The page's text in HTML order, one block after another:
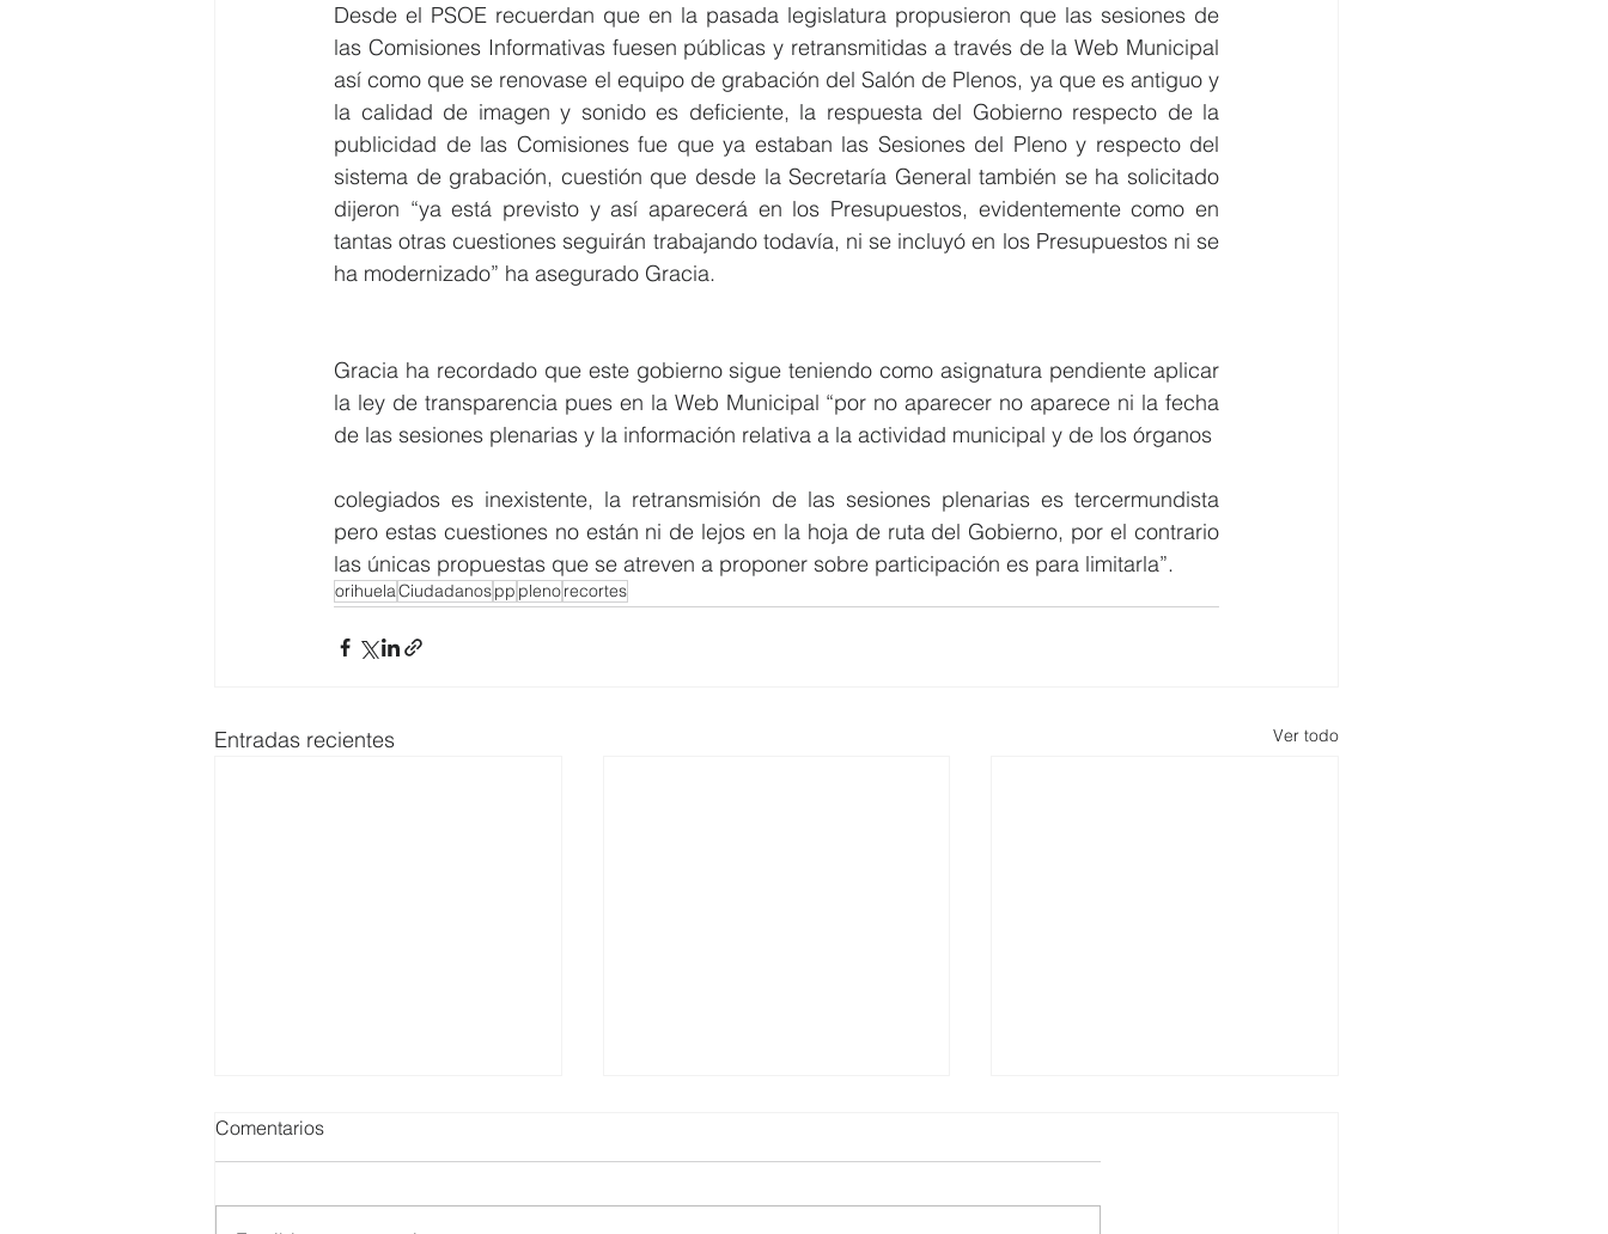
Desde el PSOE recuerdan que en la pasada legislatura propusieron que las sesiones de
las Comisiones Informativas fuesen públicas y retransmitidas a través de la Web Municipal
así como que se renovase el equipo de grabación del Salón de Plenos, ya que es antiguo y
la calidad de imagen y sonido es deficiente, la respuesta del Gobierno respecto de la
publicidad de las Comisiones fue que ya estaban las Sesiones del Pleno y respecto del
sistema de grabación, cuestión que desde la Secretaría General también se ha solicitado
dijeron “ya está previsto y así aparecerá en los Presupuestos, evidentemente como en
tantas otras cuestiones seguirán trabajando todavía, ni se incluyó en los Presupuestos ni se
ha modernizado” ha asegurado Gracia.
Gracia ha recordado que este gobierno sigue teniendo como asignatura pendiente aplicar
la ley de transparencia pues en la Web Municipal “por no aparecer no aparece ni la fecha
de las sesiones plenarias y la información relativa a la actividad municipal y de los órganos
colegiados es inexistente, la retransmisión de las sesiones plenarias es tercermundista
pero estas cuestiones no están ni de lejos en la hoja de ruta del Gobierno, por el contrario
las únicas propuestas que se atreven a proponer sobre participación es para limitarla”.
orihuelaCiudadanospp plenorecortes
Entradas recientes Ver todo
Comentarios